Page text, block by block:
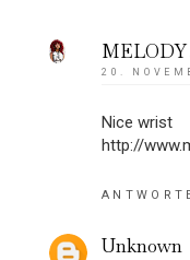
MELODY
20.
Nice wrist
http://
Unknown